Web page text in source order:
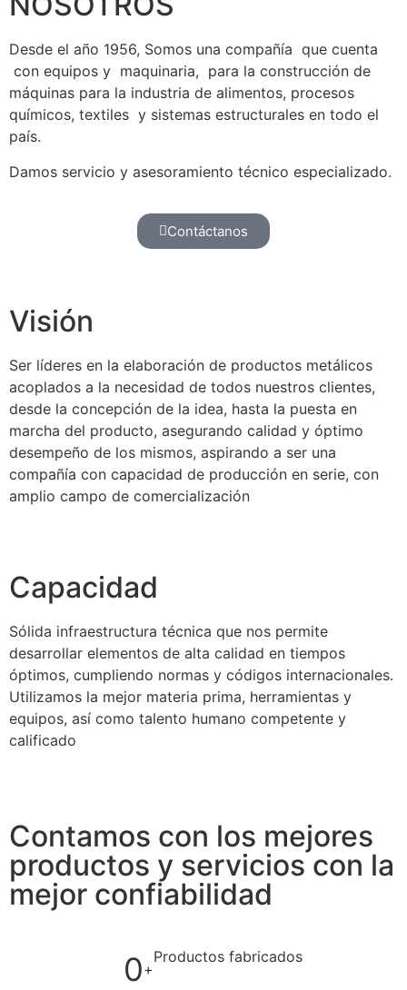
Desde el año 1956, Somos una compañía que cuenta
con equipos y maquinaria, para la construcción de
máquinas para la industria de alimentos, procesos
químicos, textiles y sistemas estructurales en todo el
país.
Damos servicio y asesoramiento técnico especializado.
Contáctanos
Visión
Ser líderes en la elaboración de productos metálicos
acoplados a la necesidad de todos nuestros clientes,
desde la concepción de la idea, hasta la puesta en
marcha del producto, asegurando calidad y óptimo
desempeño de los mismos, aspirando a ser una
compañía con capacidad de producción en serie, con
amplio campo de comercialización
Capacidad
Sólida infraestructura técnica que nos permite
desarrollar elementos de alta calidad en tiempos
óptimos, cumpliendo normas y códigos internacionales.
Utilizamos la mejor materia prima, herramientas y
equipos, así como talento humano competente y
calificado
Contamos con los mejores
productos y servicios con la
mejor confiabilidad
0+
Productos fabricados